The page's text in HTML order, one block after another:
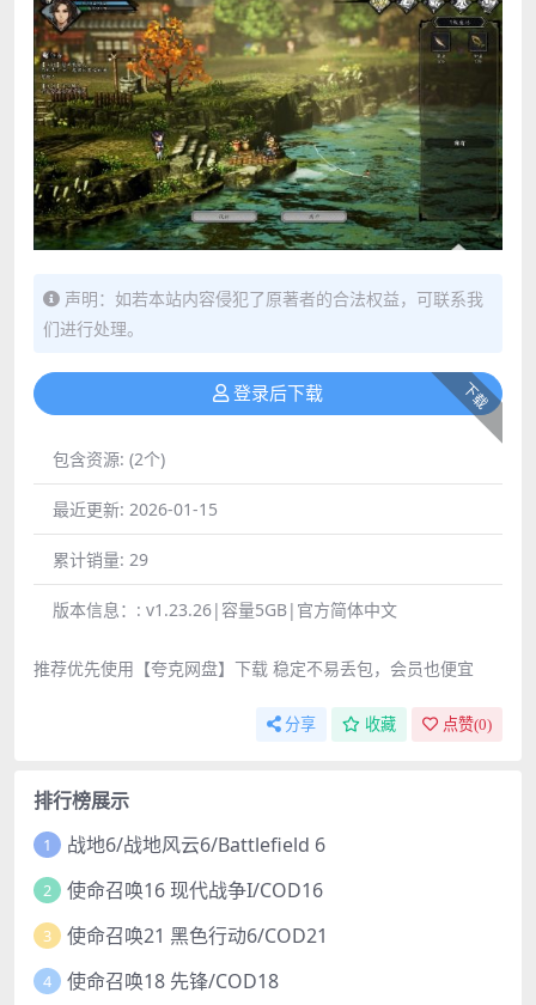
声明：如若本站内容侵犯了原著者的合法权益，可联系我
们进行处理。
下载
登录后下载
包含资源: (2个)
最近更新: 2026-01-15
累计销量: 29
版本信息：: v1.23.26|容量5GB|官方简体中文
推荐优先使用【夸克网盘】下载 稳定不易丢包，会员也便宜
分享 收藏 点赞(0)
排行榜展示
1 战地6/战地风云6/Battlefield 6
2 使命召唤16 现代战争I/COD16
3 使命召唤21 黑色行动6/COD21
4 使命召唤18 先锋/COD18